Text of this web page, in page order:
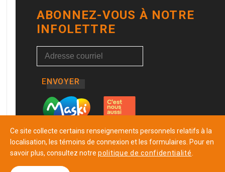
ABONNEZ-VOUS À NOTRE
INFOLETTRE
ENVOYER
Ce site collecte certains renseignements personnels relatifs à la
localisation, les témoins de connexion et les formulaires. Pour en
savoir plus, consultez notre politique de confidentialité